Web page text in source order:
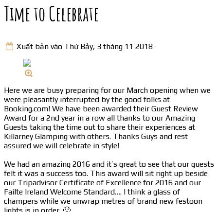
Time to Celebrate
Xuất bản vào Thứ Bảy, 3 tháng 11 2018
Here we are busy preparing for our March opening when we
were pleasantly interrupted by the good folks at
Booking.com! We have been awarded their Guest Review
Award for a 2nd year in a row all thanks to our Amazing
Guests taking the time out to share their experiences at
Killarney Glamping with others. Thanks Guys and rest
assured we will celebrate in style!
We had an amazing 2016 and it’s great to see that our guests
felt it was a success too. This award will sit right up beside
our Tripadvisor Certificate of Excellence for 2016 and our
Failte Ireland Welcome Standard…. I think a glass of
champers while we unwrap metres of brand new festoon